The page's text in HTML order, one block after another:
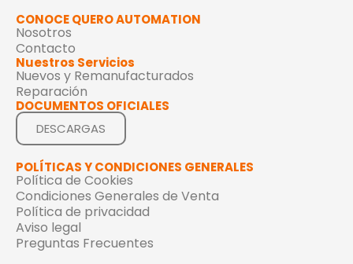
CONOCE QUERO AUTOMATION
Nosotros
Contacto
Nuestros Servicios
Nuevos y Remanufacturados
Reparación
DOCUMENTOS OFICIALES
DESCARGAS
POLÍTICAS Y CONDICIONES GENERALES
Política de Cookies
Condiciones Generales de Venta
Política de privacidad
Aviso legal
Preguntas Frecuentes